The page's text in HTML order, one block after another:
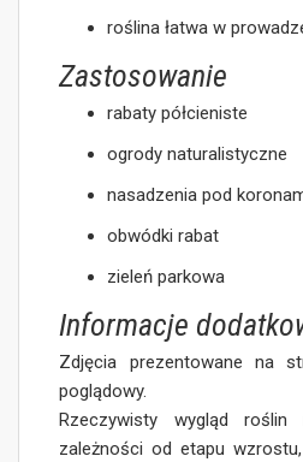
roślina łatwa w
Zastosowanie
rabaty półcieniste
ogrody naturalistyczne
nasadzenia pod
obwódki rabat
zieleń parkowa
Informacje
Zdjęcia prezentowane na
poglądowy.
Rzeczywisty wygląd
zależności od etapu